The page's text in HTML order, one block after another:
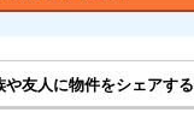
や友人に物件をシェアする